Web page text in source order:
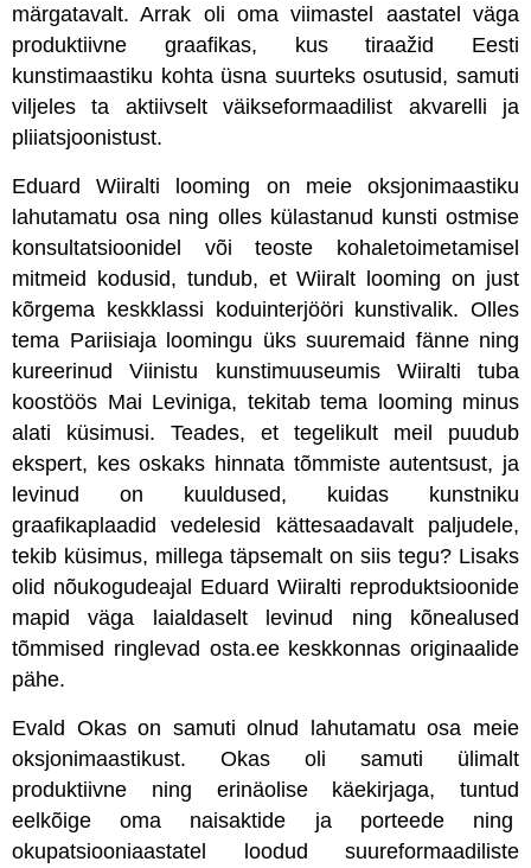
märgatavalt. Arrak oli oma viimastel aastatel väga
produktiivne graafikas, kus tiraažid Eesti
kunstimaastiku kohta üsna suurteks osutusid, samuti
viljeles ta aktiivselt väikseformaadilist akvarelli ja
pliiatsjoonistust.
Eduard Wiiralti looming on meie oksjonimaastiku
lahutamatu osa ning olles külastanud kunsti ostmise
konsultatsioonidel või teoste kohaletoimetamisel
mitmeid kodusid, tundub, et Wiiralt looming on just
kõrgema keskklassi koduinterjööri kunstivalik. Olles
tema Pariisiaja loomingu üks suuremaid fänne ning
kureerinud Viinistu kunstimuuseumis Wiiralti tuba
koostöös Mai Leviniga, tekitab tema looming minus
alati küsimusi. Teades, et tegelikult meil puudub
ekspert, kes oskaks hinnata tõmmiste autentsust, ja
levinud on kuuldused, kuidas kunstniku
graafikaplaadid vedelesid kättesaadavalt paljudele,
tekib küsimus, millega täpsemalt on siis tegu? Lisaks
olid nõukogudeajal Eduard Wiiralti reproduktsioonide
mapid väga laialdaselt levinud ning kõnealused
tõmmised ringlevad osta.ee keskkonnas originaalide
pähe.
Evald Okas on samuti olnud lahutamatu osa meie
oksjonimaastikust. Okas oli samuti ülimalt
produktiivne ning erinäolise käekirjaga, tuntud
eelkõige oma naisaktide ja porteede ning
okupatsiooniaastatel loodud suureformaadiliste